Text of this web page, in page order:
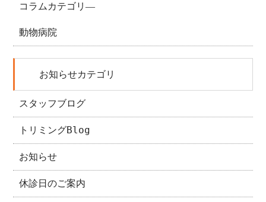
コラムカテゴリ―
動物病院
お知らせカテゴリ
スタッフブログ
トリミングBlog
お知らせ
休診日のご案内